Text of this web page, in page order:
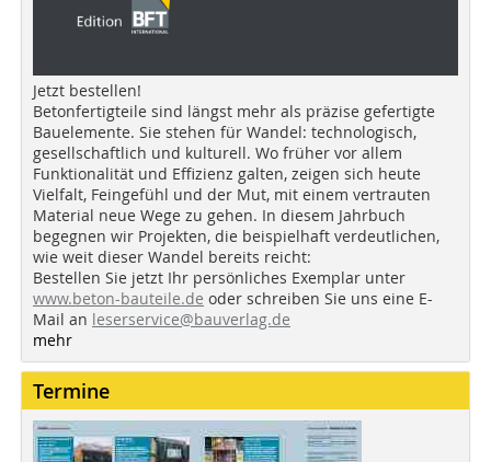
Jetzt bestellen!
Betonfertigteile sind längst mehr als präzise gefertigte
Bauelemente. Sie stehen für Wandel: technologisch,
gesellschaftlich und kulturell. Wo früher vor allem
Funktionalität und Effizienz galten, zeigen sich heute
Vielfalt, Feingefühl und der Mut, mit einem vertrauten
Material neue Wege zu gehen. In diesem Jahrbuch
begegnen wir Projekten, die beispielhaft verdeutlichen,
wie weit dieser Wandel bereits reicht:
Bestellen Sie jetzt Ihr persönliches Exemplar unter
www.beton-bauteile.de oder schreiben Sie uns eine E-
Mail an leserservice@bauverlag.de
mehr
Termine